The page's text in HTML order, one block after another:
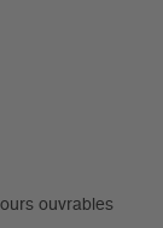
ouvrables